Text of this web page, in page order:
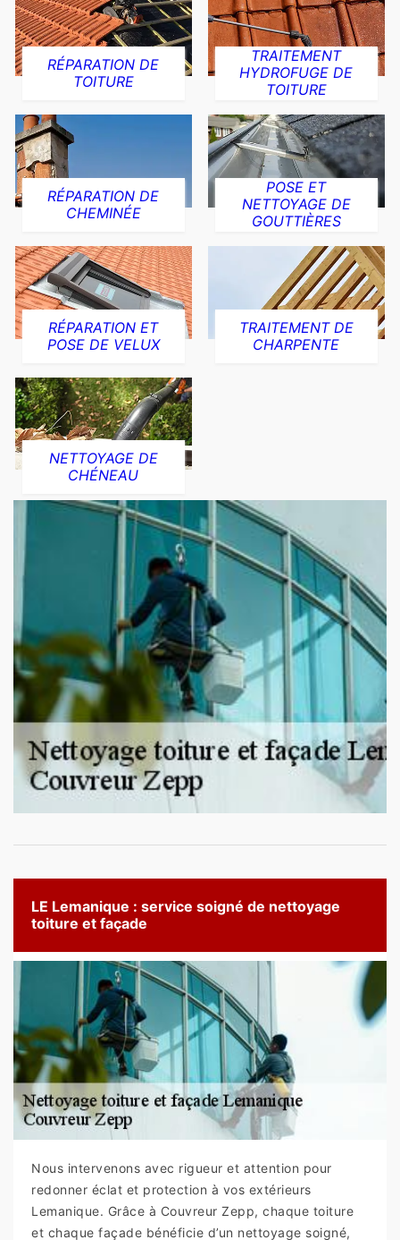
RÉPARATION DE
TOITURE
TRAITEMENT
HYDROFUGE DE
TOITURE
RÉPARATION DE
CHEMINÉE
POSE ET
NETTOYAGE DE
GOUTTIÈRES
RÉPARATION ET
POSE DE VELUX
TRAITEMENT DE
CHARPENTE
NETTOYAGE DE
CHÉNEAU
LE Lemanique : service soigné de nettoyage
toiture et façade
Nous intervenons avec rigueur et attention pour
redonner éclat et protection à vos extérieurs
Lemanique. Grâce à Couvreur Zepp, chaque toiture
et chaque façade bénéficie d’un nettoyage soigné,